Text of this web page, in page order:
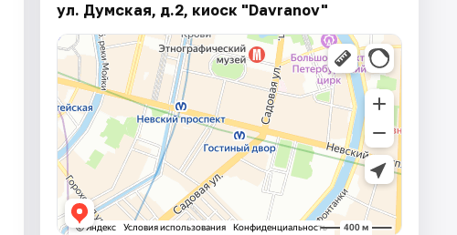
ул. Думская, д.2, киоск "Davranov"